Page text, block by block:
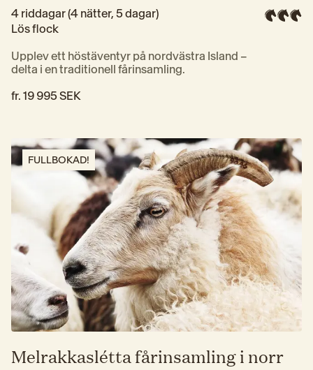
4 riddagar (4 nätter, 5 dagar)
Lös flock
Upplev ett höstäventyr på nordvästra Island –
delta i en traditionell fårinsamling.
fr. 19 995 SEK
FULLBOKAD!
Melrakkaslétta fårinsamling i norr